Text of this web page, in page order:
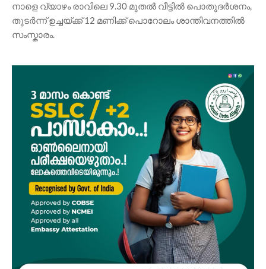
നാളെ വ്യാഴം രാവിലെ 9.30 മുതൽ വീട്ടിൽ പൊതുദർശനം,
തുടർന്ന് ഉച്ചയ്ക്ക് 12 മണിക്ക് പൊറോലം ശാന്തിവനത്തിൽ
സംസ്കാരം.